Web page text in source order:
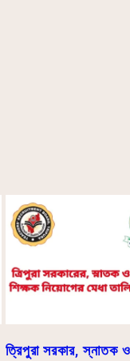
ত্রিপুরা সরকার, স্নাতক ও